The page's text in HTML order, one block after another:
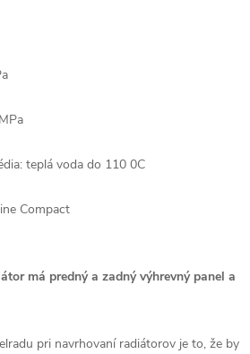
teplá voda do 110 0C
Compact
má predný a zadný výhrevný panel a
pri navrhovaní radiátorov je to, že by